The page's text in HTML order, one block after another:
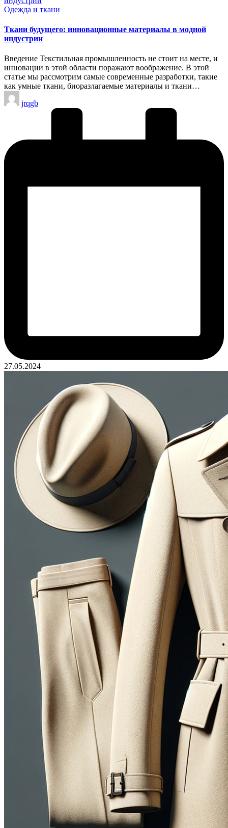
Опубликовано
Одежда и ткани
Ткани будущего: инновационные материалы в модной
индустрии
Введение Текстильная промышленность не стоит на месте, и
инновации в этой области поражают воображение. В этой
статье мы рассмотрим самые современные разработки, такие
как умные ткани, биоразлагаемые материалы и ткани…
Запись
от
jrqgb
27.05.2024